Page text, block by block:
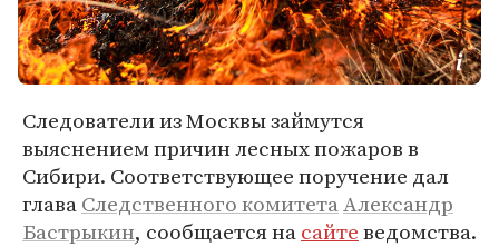
Следователи из Москвы займутся
выяснением причин лесных пожаров в
Сибири. Соответствующее поручение дал
главаСледственного комитетаАлександр
Бастрыкин, сообщается насайтеведомства.